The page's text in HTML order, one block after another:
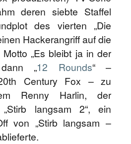
deren siebte Staffel
des vierten „Die
Hackerangriff auf die
„Es bleibt ja in der
„12 Rounds“ –
Century Fox – zu
Renny Harlin, der
langsam 2“, ein
von „Stirb langsam –